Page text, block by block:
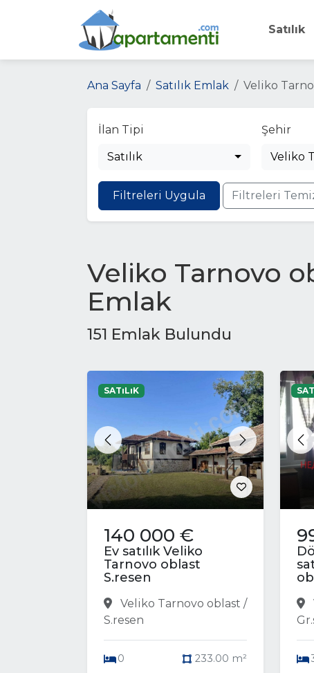
Satılık
Ana Sayfa Satılık Emlak Veliko
İlan Tipi
Satılık
Şehir
Veliko
Filtreleri Uygula Filtreleri
Veliko Tarnovo
Emlak
151 Emlak Bulundu
Previous Next
SATıLıK
140 000 €
Ev satılık Veliko
Tarnovo oblast
S.resen
Veliko Tarnovo oblast /
S.resen
0 233.00 m²